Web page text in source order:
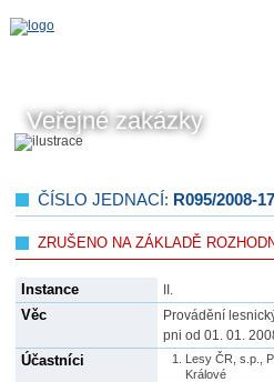
Veřejné zakázky
ČÍSLO JEDNACÍ: R095/2008-
ZRUŠENO NA ZÁKLADĚ
Instance II.
Věc
Provádění
pni od 01. 01.
Účastníci
Lesy ČR, s.p.,
Králové